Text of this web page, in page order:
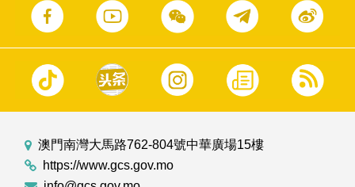
澳門南灣大馬路762-804號中華廣場15樓
https://www.gcs.gov.mo